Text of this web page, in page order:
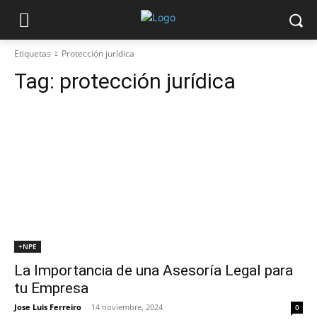
Etiquetas Protección jurídica
Tag: protección jurídica
+NPE
La Importancia de una Asesoría Legal para
tu Empresa
Jose Luis Ferreiro - 14 noviembre, 2024 0